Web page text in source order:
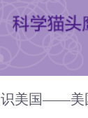
识美国——美